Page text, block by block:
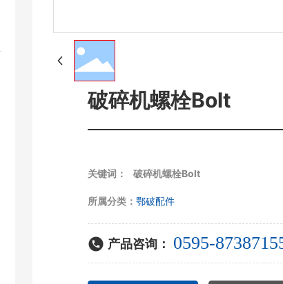
破碎机螺栓Bolt
关键词： 破碎机螺栓Bolt
所属分类：鄂破配件
产品咨询： 0595-